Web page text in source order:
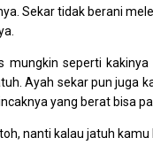
Sekar tidak berani
mungkin seperti
Ayah sekar pun juga
yang berat bisa
nanti kalau jatuh kamu